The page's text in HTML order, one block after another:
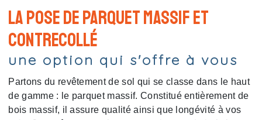
La pose de parquet massif et
contrecollé
une option qui s'offre à vous
Partons du revêtement de sol qui se classe dans le haut
de gamme : le parquet massif. Constitué entièrement de
bois massif, il assure qualité ainsi que longévité à vos